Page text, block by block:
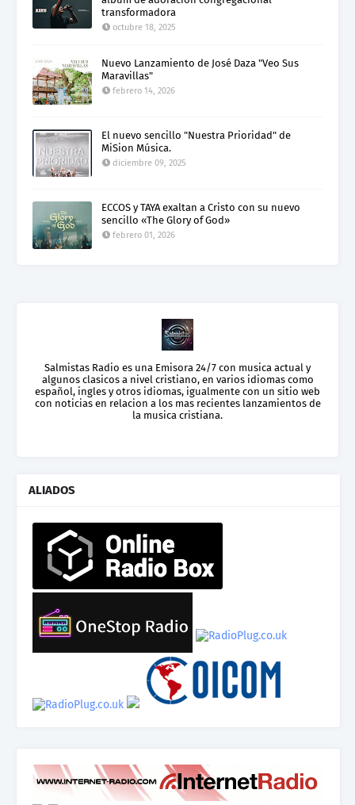
transformadora
octubre 18, 2025
Nuevo Lanzamiento de José Daza "Veo Sus
Maravillas"
febrero 14, 2026
El nuevo sencillo "Nuestra Prioridad" de
MiSion Música.
diciembre 09, 2025
ECCOS y TAYA exaltan a Cristo con su nuevo
sencillo «The Glory of God»
febrero 01, 2026
Salmistas Radio es una Emisora 24/7 con musica actual y
algunos clasicos a nivel cristiano, en varios idiomas como
español, ingles y otros idiomas, igualmente con un sitio web
con noticias en relacion a los mas recientes lanzamientos de
la musica cristiana.
ALIADOS